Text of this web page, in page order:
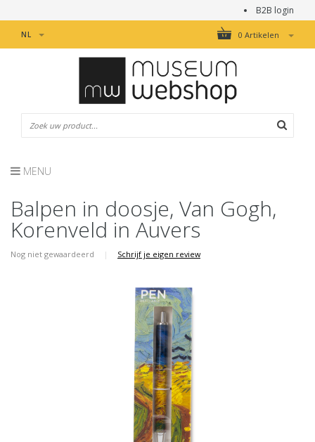
B2B login
0 Artikelen
NL
MENU
Balpen in doosje, Van Gogh,
Korenveld in Auvers
Nog niet gewaardeerd | Schrijf je eigen review